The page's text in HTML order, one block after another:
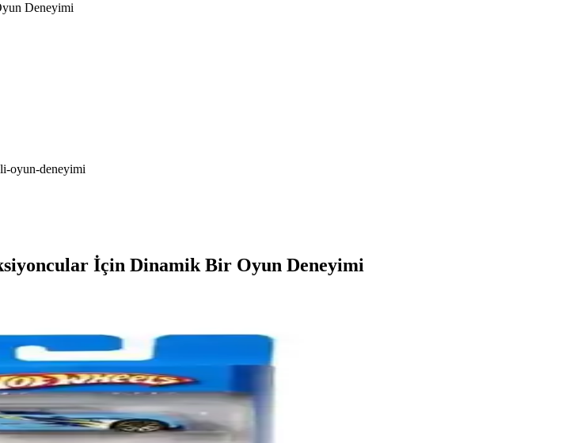
Deneyimi
oyun-deneyimi
İçin Dinamik Bir Oyun Deneyimi